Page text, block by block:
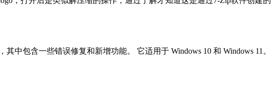
中包含一些错误修复和新增功能。 它适用于 Windows 10 和 Windows 11。